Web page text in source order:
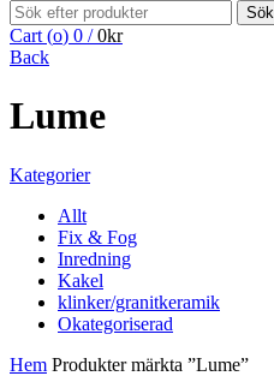
Sök
Cart (o) 0 / 0kr
Back
Lume
Kategorier
Allt
Fix & Fog
Inredning
Kakel
klinker/granitkeramik
Okategoriserad
Hem Produkter märkta ”Lume”